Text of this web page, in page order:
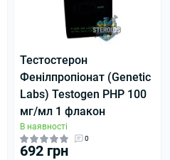
Тестостерон
Фенілпропіонат (Genetic
Labs) Testogen PHP 100
мг/мл 1 флакон
В наявності
0
692 грн